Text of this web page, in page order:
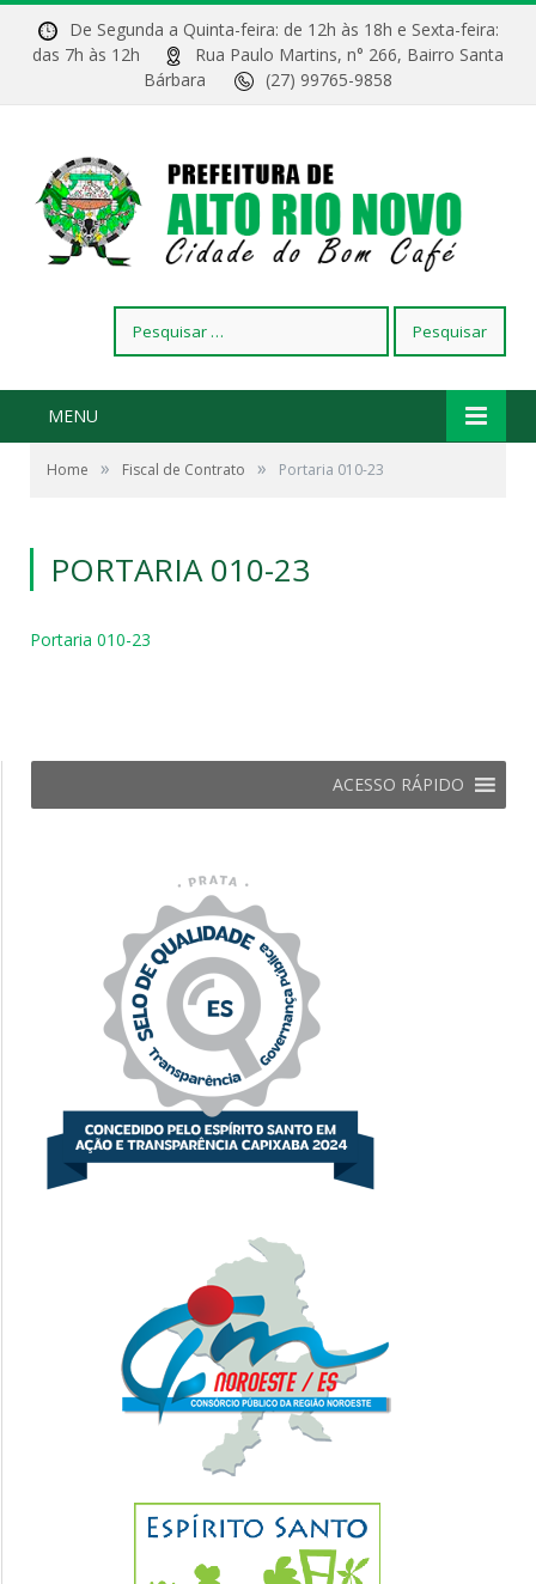
De Segunda a Quinta-feira: de 12h às 18h e Sexta-feira:
das 7h às 12h
Rua Paulo Martins, n° 266, Bairro Santa
Bárbara
(27) 99765-9858
por:
MENU
Home » Fiscal de Contrato » Portaria 010-23
PORTARIA 010-23
Portaria 010-23
ACESSO RÁPIDO